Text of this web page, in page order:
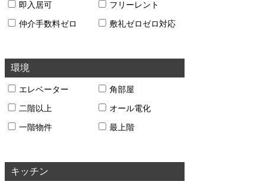
即入居可 フリーレント
仲介手数料ゼロ 敷礼ゼロゼロ対応
環境
エレベーター 角部屋
二階以上 オール電化
一階物件 最上階
キッチン